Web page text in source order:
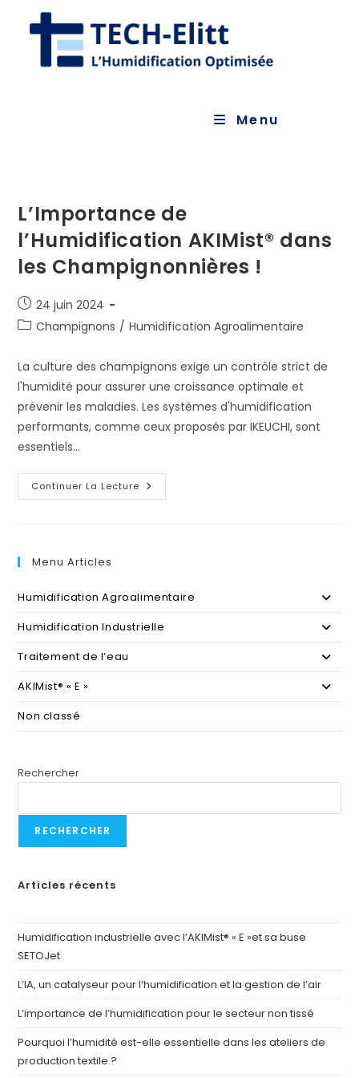
Menu
L’Importance de
l’Humidification AKIMist® dans
les Champignonnières !
Publication
publiée :
24 juin 2024
PostChampignons / Humidification Agroalimentaire
La culture des champignons exige un contrôle strict de
l'humidité pour assurer une croissance optimale et
prévenir les maladies. Les systèmes d'humidification
performants, comme ceux proposés par IKEUCHI, sont
essentiels…
Continuer La Lecture L’Importance
De
Menu Articles
Humidification Agroalimentaire
Humidification Industrielle
Traitement de l’eau
AKIMist® « E »
Non classé
Rechercher
RECHERCHER
Articles récents
Humidification industrielle avec l’AKIMist® « E »et sa buse
SETOJet
L’IA, un catalyseur pour l’humidification et la gestion de l’air
L’importance de l’humidification pour le secteur non tissé
Pourquoi l’humidité est-elle essentielle dans les ateliers de
production textile ?